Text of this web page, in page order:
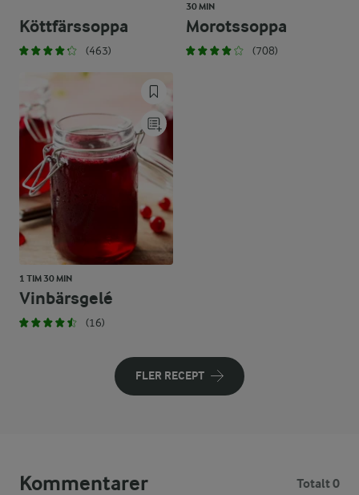
Köttfärssoppa
(463)
30 MIN
Morotssoppa
(708)
1 TIM 30 MIN
Vinbärsgelé
(16)
FLER RECEPT
Kommentarer Totalt 0